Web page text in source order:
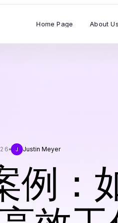
Home Page About Us
J Justin Meyer
例：